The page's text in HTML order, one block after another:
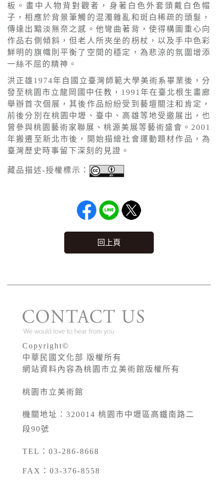
板。畫中人物背對觀者，身著白色外套頭戴白色帽
子，相應於背景筆觸的混濁雜亂和斑白稀疏的頭髮，
傳達出黯淡無奈之感。他彎曲著背，使得構圖重心向
作品右側傾斜，但老人所夾坐的枴杖，以及手中色彩
鮮明的旗幟則平衡了空間的穩定，為悲涼的氛圍增添
一絲不屈的精神。
洪正雄1974年自國立臺灣師範大學美術系畢業後，分
發至桃園市立龍岡國中任教，1991年在臺北根生畫廊
舉辦首次個展，其後作品紛紛受到藝壇關注和肯定，
前後分別在桃園中壢、臺中、高雄等地受邀展出，也
曾參與桃園藝術家聯展、桃源美展等藝術盛會。2001
年搬遷至新北市後，開始描繪社會運動題材作品，為
臺灣歷史時事留下深刻的見證。
藏品描述-授權標示：
回上頁
Copyright©
中華民國文化部 版權所有
網站資料內容為桃園市立美術館版權所有
桃園市立美術館
機關地址：320014 桃園市中壢區高鐵南路二
段90號
TEL：03-286-8668
FAX：03-376-8558